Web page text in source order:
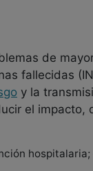
de
fallecidas
y la
el